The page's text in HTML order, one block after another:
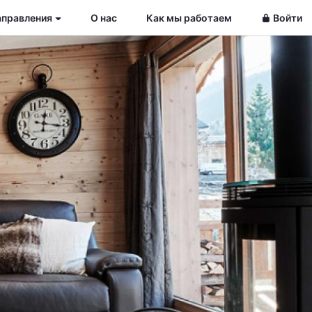
О нас Как мы работаем Войти